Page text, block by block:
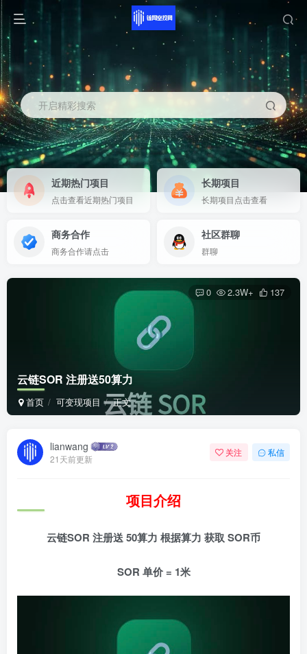
开启精彩搜索
近期热门项目
点击查看近期热门项目
长期项目
长期项目点击查看
商务合作
商务合作请点击
社区群聊
群聊
云链SOR 注册送50算力
首页 可变现项目 正文
0 2.3W+ 137
lianwang
21天前更新
关注 私信
项目介绍
云链SOR 注册送 50算力 根据算力 获取 SOR币
SOR 单价 = 1米